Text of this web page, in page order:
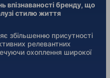
впізнаваності бренду, що
стилю життя
збільшенню присутності
релевантних
охоплення широкої